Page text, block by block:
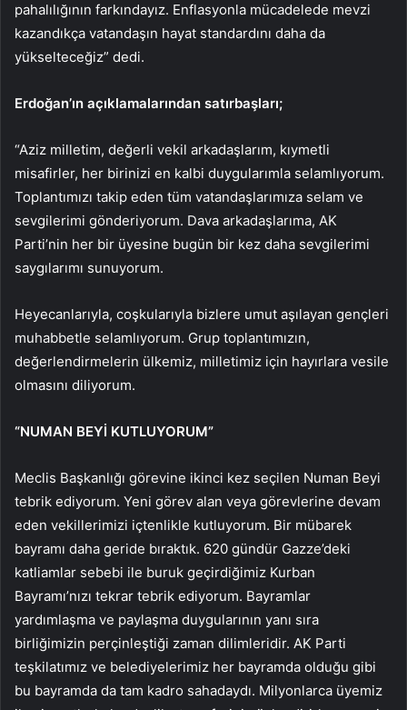
pahalılığının farkındayız. Enflasyonla mücadelede mevzi
kazandıkça vatandaşın hayat standardını daha da
yükselteceğiz” dedi.
Erdoğan’ın açıklamalarından satırbaşları;
“Aziz milletim, değerli vekil arkadaşlarım, kıymetli
misafirler, her birinizi en kalbi duygularımla selamlıyorum.
Toplantımızı takip eden tüm vatandaşlarımıza selam ve
sevgilerimi gönderiyorum. Dava arkadaşlarıma, AK
Parti’nin her bir üyesine bugün bir kez daha sevgilerimi
saygılarımı sunuyorum.
Heyecanlarıyla, coşkularıyla bizlere umut aşılayan gençleri
muhabbetle selamlıyorum. Grup toplantımızın,
değerlendirmelerin ülkemiz, milletimiz için hayırlara vesile
olmasını diliyorum.
“NUMAN BEYİ KUTLUYORUM”
Meclis Başkanlığı görevine ikinci kez seçilen Numan Beyi
tebrik ediyorum. Yeni görev alan veya görevlerine devam
eden vekillerimizi içtenlikle kutluyorum. Bir mübarek
bayramı daha geride bıraktık. 620 gündür Gazze’deki
katliamlar sebebi ile buruk geçirdiğimiz Kurban
Bayramı’nızı tekrar tebrik ediyorum. Bayramlar
yardımlaşma ve paylaşma duygularının yanı sıra
birliğimizin perçinleştiği zaman dilimleridir. AK Parti
teşkilatımız ve belediyelerimiz her bayramda olduğu gibi
bu bayramda da tam kadro sahadaydı. Milyonlarca üyemiz